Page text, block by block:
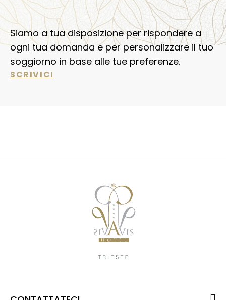
Siamo a tua disposizione per rispondere a
ogni tua domanda e per personalizzare il tuo
soggiorno in base alle tue preferenze.
SCRIVICI